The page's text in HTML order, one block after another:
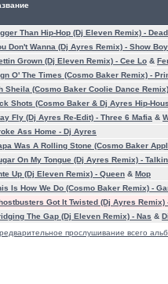
Than Hip-Hop (Dj Eleven Remix) -
Don't Wanna (Dj Ayres Remix) - Show
Grown (Dj Eleven Remix) - Cee Lo &
O' The Times (Cosmo Baker Remix) -
Sheila (Cosmo Baker Coolie Dance
Shots (Cosmo Baker & Dj Ayres Hip-
Fly (Dj Ayres Re-Edit) - Three 6 Mafia &
Ass Home - Dj Ayres
Was A Rolling Stone (Cosmo Baker
On My Tongue (Dj Ayres Remix) -
Up (Dj Eleven Remix) - Queen & Mop
Is How We Do (Cosmo Baker Remix) -
Got It Twisted (Dj Ayres Remix)
The Gap (Dj Eleven Remix) - Nas &
прослушивание всего